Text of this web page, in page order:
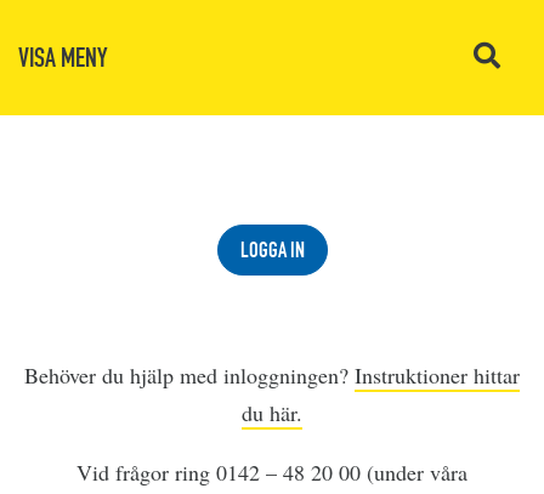
VISA MENY
LOGGA IN
Behöver du hjälp med inloggningen? Instruktioner hittar
du här.
Vid frågor ring 0142 – 48 20 00 (under våra